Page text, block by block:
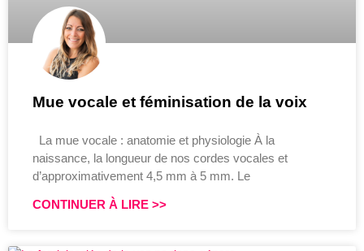
Mue vocale et féminisation de la voix
La mue vocale : anatomie et physiologie À la
naissance, la longueur de nos cordes vocales et
d’approximativement 4,5 mm à 5 mm. Le
CONTINUER À LIRE >>